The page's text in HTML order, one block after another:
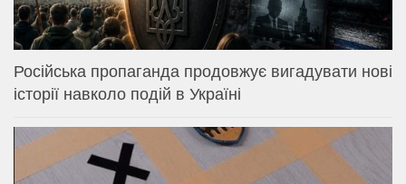
Російська пропаганда продовжує вигадувати нові
історії навколо подій в Україні